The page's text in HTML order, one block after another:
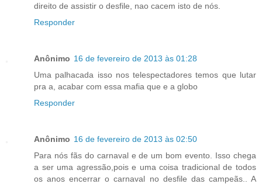
direito de assistir o desfile, nao cacem isto de nós.
Responder
Anônimo 16 de fevereiro de 2013 às 01:28
Uma palhacada isso nos telespectadores temos que lutar
pra a, acabar com essa mafia que e a globo
Responder
Anônimo 16 de fevereiro de 2013 às 02:50
Para nós fãs do carnaval e de um bom evento. Isso chega
a ser uma agressão,pois e uma coisa tradicional de todos
os anos encerrar o carnaval no desfile das campeãs.. A